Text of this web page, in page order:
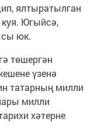
ялтыратылган
Югыйсә,
юк.
төшергән
үзенә
татарның милли
милли
хәтерне